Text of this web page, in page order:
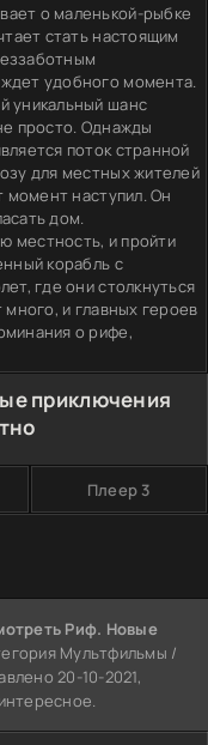
о маленькой-рыбке
стать настоящим
удобного момента.
уникальный шанс
просто. Однажды
поток странной
для местных жителей
момент наступил. Он
дом.
местность, и пройти
корабль с
где они столкнуться
много, и главных героев
о рифе,
приключения
Плеер 3
Риф. Новые
Мультфильмы /
20-10-2021,